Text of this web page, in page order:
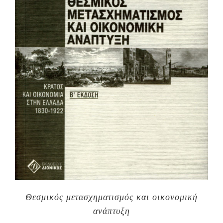
Θεσμικός μετασχηματισμός και οικονομική
ανάπτυξη